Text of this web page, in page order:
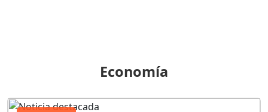
Economía